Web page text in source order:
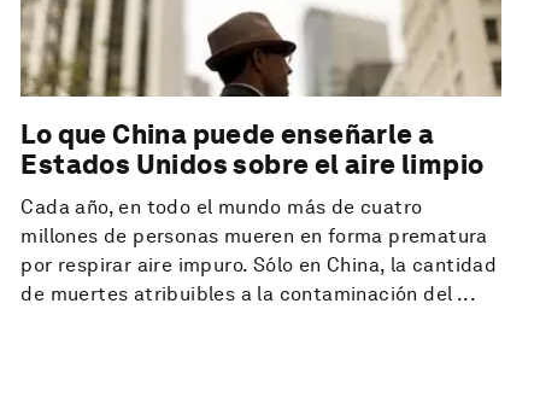
Lo que China puede enseñarle a
Estados Unidos sobre el aire limpio
Cada año, en todo el mundo más de cuatro
millones de personas mueren en forma prematura
por respirar aire impuro. Sólo en China, la cantidad
de muertes atribuibles a la contaminación del ...